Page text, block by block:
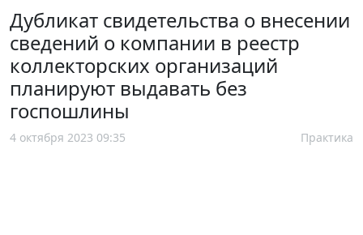
Дубликат свидетельства о внесении
сведений о компании в реестр
коллекторских организаций
планируют выдавать без
госпошлины
4 октября 2023 09:35 Практика